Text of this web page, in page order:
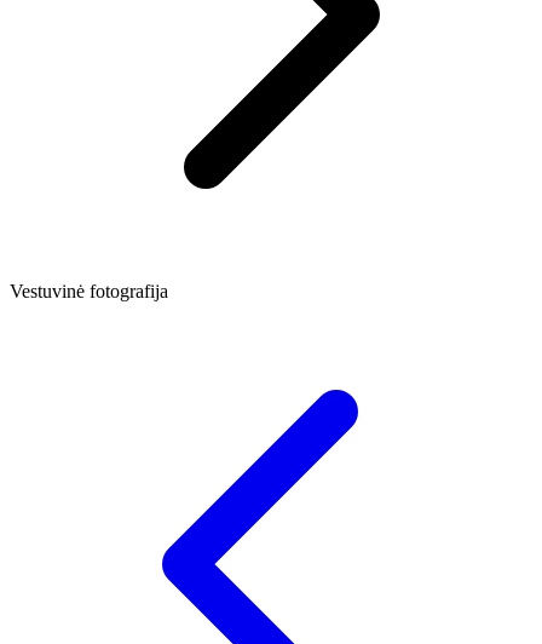
Vestuvinė fotografija